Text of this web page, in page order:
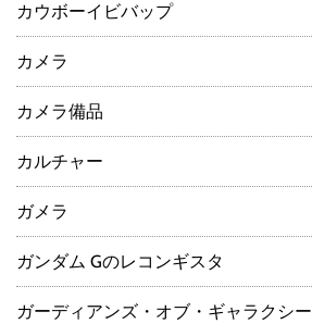
カウボーイビバップ
カメラ
カメラ備品
カルチャー
ガメラ
ガンダム Gのレコンギスタ
ガーディアンズ・オブ・ギャラクシー